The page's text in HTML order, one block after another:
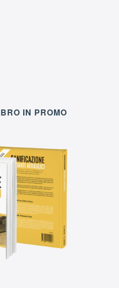
IN PROMO